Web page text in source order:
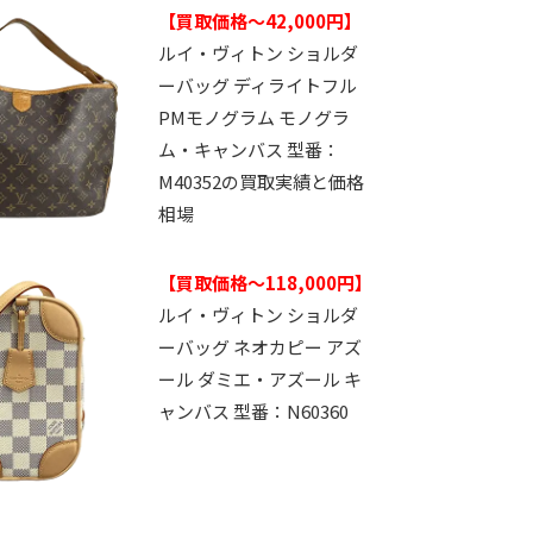
【買取価格～42,000円】
ルイ・ヴィトン ショルダ
ーバッグ ディライトフル
PMモノグラム モノグラ
ム・キャンバス 型番：
M40352の買取実績と価格
相場
【買取価格～118,000円】
ルイ・ヴィトン ショルダ
ーバッグ ネオカピー アズ
ール ダミエ・アズール キ
ャンバス 型番：N60360